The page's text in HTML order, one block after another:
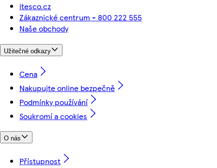
itesco.cz
Zákaznické centrum - 800 222 555
Naše obchody
Užitečné odkazy
Cena
Nakupujte online bezpečně
Podmínky používání
Soukromí a cookies
O nás
Přístupnost